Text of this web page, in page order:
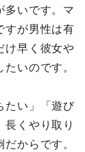
多いです。マ
すが男性は有
け早く彼女や
いのです。
たい」「遊び
くやり取り
からです。